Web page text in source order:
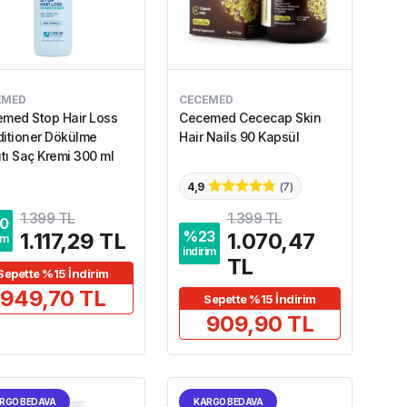
Stop Hair Loss
Dökülme
Saç Kremi 300 ml
1.399 TL
1.117,29 TL
%15 İndirim
949,70 TL
CECEMED
Cecemed Cececap Skin
Hair Nails 90 Kapsül
4,9 (7)
%23
indirim
1.399 TL
1.070,47
TL
Sepette %15 İndirim
909,90 TL
BEDAVA KARGO BEDAVA